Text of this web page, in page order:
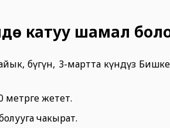
катуу шамал
бүгүн, 3-мартта күндүз
жетет.
чакырат.